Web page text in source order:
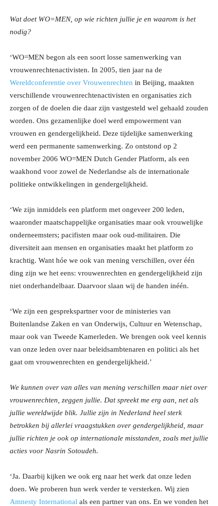
Wat doet WO=MEN, op wie richten jullie je en waarom is het
nodig?
‘WO=MEN begon als een soort losse samenwerking van
vrouwenrechtenactivisten. In 2005, tien jaar na de
Wereldconferentie over Vrouwenrechten in Beijing, maakten
verschillende vrouwenrechtenactivisten en organisaties zich
zorgen of de doelen die daar zijn vastgesteld wel gehaald zouden
worden. Ons gezamenlijke doel werd empowerment van
vrouwen en gendergelijkheid. Deze tijdelijke samenwerking
werd een permanente samenwerking. Zo ontstond op 2
november 2006 WO=MEN Dutch Gender Platform, als een
waakhond voor zowel de Nederlandse als de internationale
politieke ontwikkelingen in gendergelijkheid.
‘We zijn inmiddels een platform met ongeveer 200 leden,
waaronder maatschappelijke organisaties maar ook vrouwelijke
onderneemsters; pacifisten maar ook oud-militairen. Die
diversiteit aan mensen en organisaties maakt het platform zo
krachtig. Want hóe we ook van mening verschillen, over één
ding zijn we het eens: vrouwenrechten en gendergelijkheid zijn
niet onderhandelbaar. Daarvoor slaan wij de handen inéén.
‘We zijn een gesprekspartner voor de ministeries van
Buitenlandse Zaken en van Onderwijs, Cultuur en Wetenschap,
maar ook van Tweede Kamerleden. We brengen ook veel kennis
van onze leden over naar beleidsambtenaren en politici als het
gaat om vrouwenrechten en gendergelijkheid.’
We kunnen over van alles van mening verschillen maar niet over
vrouwenrechten, zeggen jullie. Dat spreekt me erg aan, net als
jullie wereldwijde blik. Jullie zijn in Nederland heel sterk
betrokken bij allerlei vraagstukken over gendergelijkheid, maar
jullie richten je ook op internationale misstanden, zoals met jullie
acties voor Nasrin Sotoudeh.
‘Ja. Daarbij kijken we ook erg naar het werk dat onze leden
doen. We proberen hun werk verder te versterken. Wij zien
Amnesty International als een partner van ons. En we vonden het